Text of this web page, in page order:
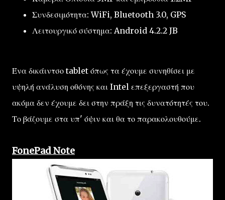
Συνδεσιμότητα: WiFi, Bluetooth 3.0, GPS
Λειτουργικό σύστημα: Android 4.2.2 JB
Ένα δικάιντσο tablet όπως τα έχουμε συνηθίσει με
υψηλή ανάλυση οθόνης και Intel επεξεργαστή που
ακόμα δεν έχουμε δει στην πράξη τις δυνατότητές του.
Το βάζουμε στα υπ' όψιν και θα το παρακολουθούμε.
FonePad Note